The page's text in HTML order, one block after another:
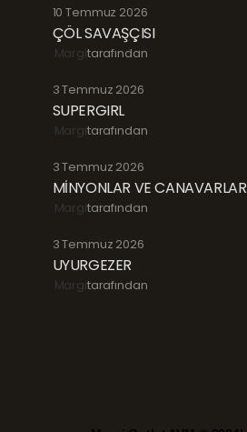
10 Temmuz 2026
ÇÖL SAVAŞÇISI
Margitarafından
3 Temmuz 2026
SUPERGIRL
Margitarafından
3 Temmuz 2026
MİNYONLAR VE CANAVARLAR
Margitarafından
3 Temmuz 2026
UYURGEZER
Margitarafından